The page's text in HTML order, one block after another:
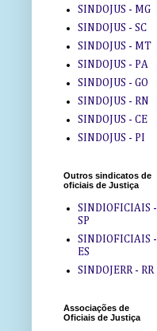
SINDOJUS - MG
SINDOJUS - SC
SINDOJUS - MT
SINDOJUS - PA
SINDOJUS - GO
SINDOJUS - RN
SINDOJUS - CE
SINDOJUS - PI
Outros sindicatos de
oficiais de Justiça
SINDIOFICIAIS -
SP
SINDIOFICIAIS -
ES
SINDOJERR - RR
Associações de
Oficiais de Justiça